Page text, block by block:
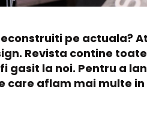
pe actuala?
Revista contine
la noi. Pentru a
care aflam mai multe